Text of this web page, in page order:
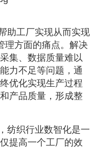
助工厂实现从而实现
理方面的痛点。解决
集、数据质量难以
力不足等问题，通
优化实现生产过程
产品质量，形成整
纺织行业数智化是一
提高一个工厂的效